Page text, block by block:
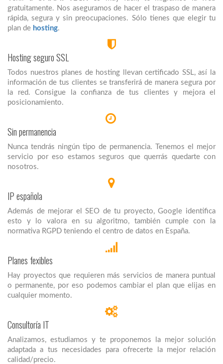
gratuitamente. Nos aseguramos de hacer el traspaso de manera
rápida, segura y sin preocupaciones. Sólo tienes que elegir tu
plan de hosting.
Hosting seguro SSL
Todos nuestros planes de hosting llevan certificado SSL, así la
información de tus clientes se transferirá de manera segura por
la red. Consigue la confianza de tus clientes y mejora el
posicionamiento.
Sin permanencia
Nunca tendrás ningún tipo de permanencia. Tenemos el mejor
servicio por eso estamos seguros que querrás quedarte con
nosotros.
IP española
Además de mejorar el SEO de tu proyecto, Google identifica
esto y lo valora en su algoritmo, también cumple con la
normativa RGPD teniendo el centro de datos en España.
Planes fexibles
Hay proyectos que requieren más servicios de manera puntual
o permanente, por eso podemos cambiar el plan que elijas en
cualquier momento.
Consultoría IT
Analizamos, estudiamos y te proponemos la mejor solución
adaptada a tus necesidades para ofrecerte la mejor relación
calidad/precio.